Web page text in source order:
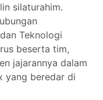
silaturahim.
Teknologi
beserta tim,
jajarannya dalam
yang beredar di